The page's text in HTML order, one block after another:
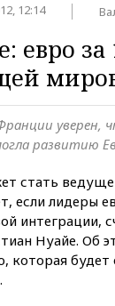
12:14
евро
уверен,
развитию
стать
если лидеры
интеграции,
Нуайе. Об
которая будет